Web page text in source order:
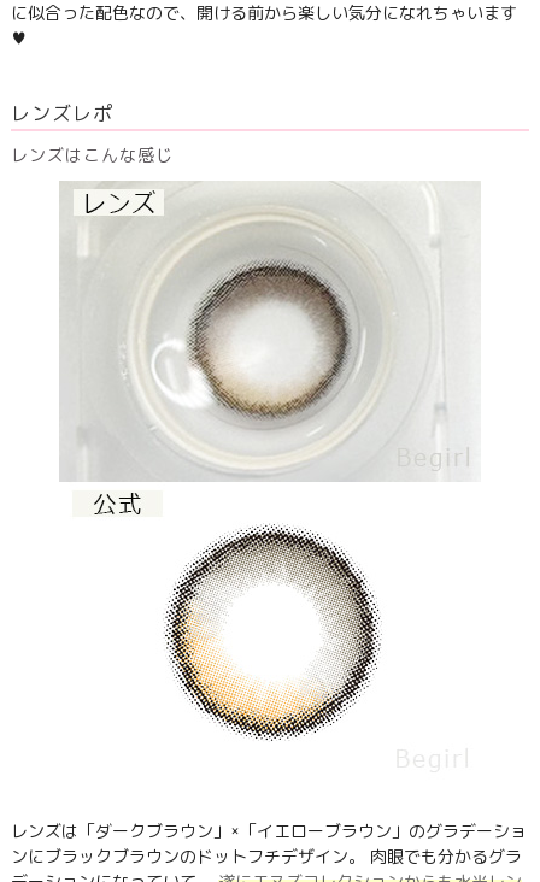
に似合った配色なので、開ける前から楽しい気分になれちゃいます
♥
レンズレポ
レンズはこんな感じ
レンズは「ダークブラウン」×「イエローブラウン」のグラデーショ
ンにブラックブラウンのドットフチデザイン。 肉眼でも分かるグラ